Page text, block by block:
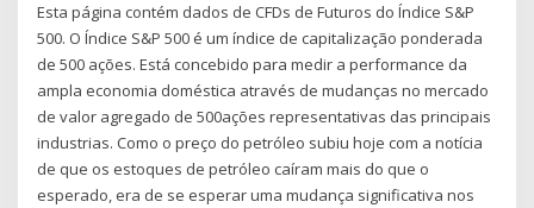
Esta página contém dados de CFDs de Futuros do Índice S&P
500. O Índice S&P 500 é um índice de capitalização ponderada
de 500 ações. Está concebido para medir a performance da
ampla economia doméstica através de mudanças no mercado
de valor agregado de 500ações representativas das principais
industrias. Como o preço do petróleo subiu hoje com a notícia
de que os estoques de petróleo caíram mais do que o
esperado, era de se esperar uma mudança significativa nos